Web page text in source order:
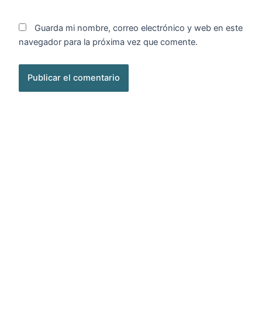
Guarda mi nombre, correo electrónico y web en este
navegador para la próxima vez que comente.